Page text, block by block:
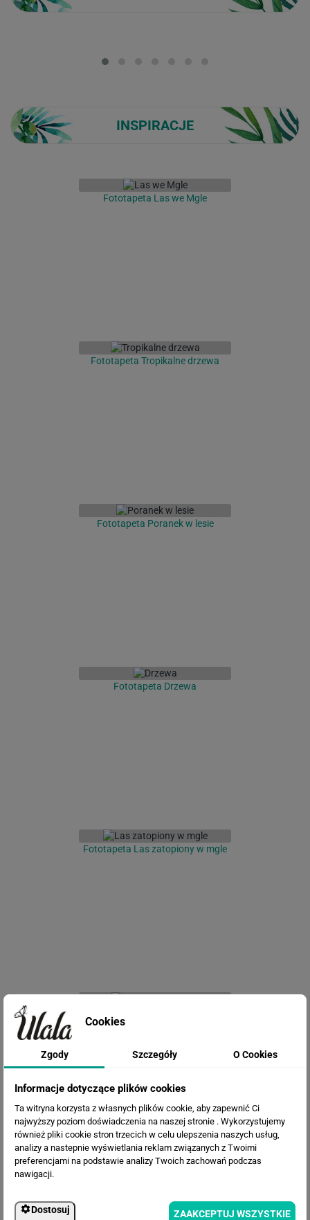
INSPIRACJE
Fototapeta Las we Mgle
Fototapeta Tropikalne drzewa
Fototapeta Poranek w lesie
Fototapeta Drzewa
Fototapeta Las zatopiony w mgle
Cookies
Zgody Szczegóły O Cookies
Informacje dotyczące plików cookies
Ta witryna korzysta z własnych plików cookie, aby zapewnić Ci
najwyższy poziom doświadczenia na naszej stronie . Wykorzystujemy
również pliki cookie stron trzecich w celu ulepszenia naszych usług,
analizy a nastepnie wyświetlania reklam związanych z Twoimi
preferencjami na podstawie analizy Twoich zachowań podczas
nawigacji.
Dostosuj ZAAKCEPTUJ WSZYSTKIE